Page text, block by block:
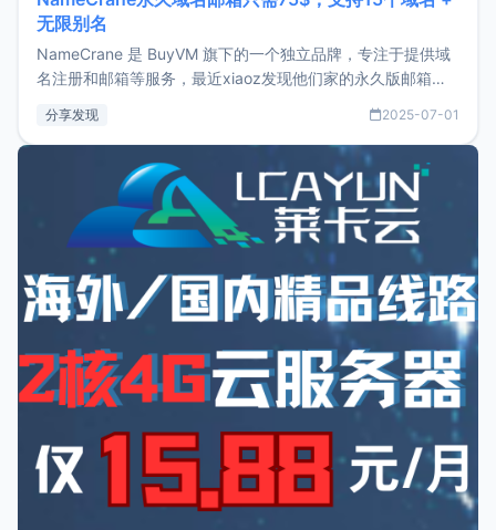
无限别名
NameCrane 是 BuyVM 旗下的一个独立品牌，专注于提供域
名注册和邮箱等服务，最近xiaoz发现他们家的永久版邮箱服
又实惠的域名邮箱，不妨尝试一下 NameCrane。注册
NameCraneNameCrane不支持直接注册，必须要购买
分享发现 2025-07-01